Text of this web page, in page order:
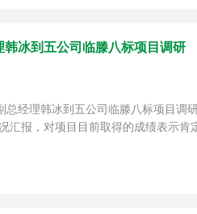
冰到五公司临滕八标项目调研
总经理韩冰到五公司临滕八标项目调
汇报，对项目目前取得的成绩表示